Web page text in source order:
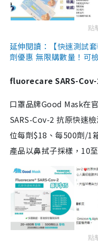
點
延伸閱讀：【快速測試
劑優惠 無限購數量！可
fluorecare SARS-Cov-
口罩品牌Good Mask在
SARS-Cov-2 抗原快速
位每劑$18、每500劑/1
產品以鼻拭子採樣，10
點